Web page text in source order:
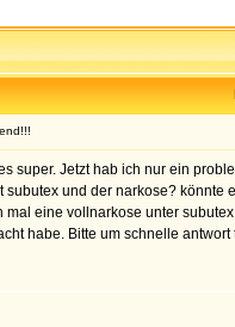
super. Jetzt hab ich nur ein
und der narkose?
eine vollnarkose unter
habe. Bitte um schnelle antwort